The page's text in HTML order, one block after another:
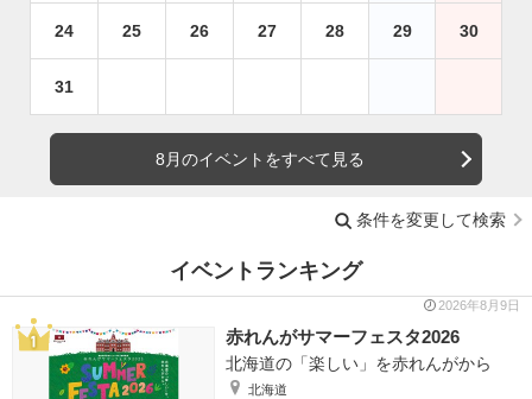
24 25 26 27 28 29 30
31
8月のイベントをすべて見る
条件を変更して検索
イベントランキング
2026年8月9日
赤れんがサマーフェスタ2026
北海道の「楽しい」を赤れんがから
北海道